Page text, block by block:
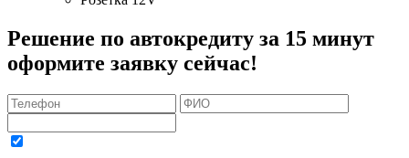
Решение по автокредиту за 15 минут
оформите заявку сейчас!